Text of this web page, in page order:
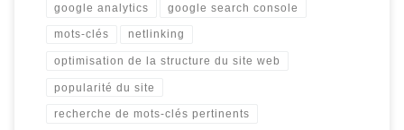
google analytics google search console
mots-clés netlinking
optimisation de la structure du site web
popularité du site
recherche de mots-clés pertinents